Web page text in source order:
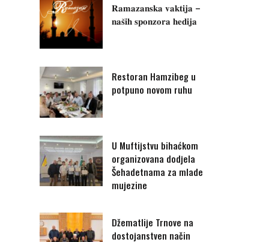
𝐑𝐚𝐦𝐚𝐳𝐚𝐧𝐬𝐤𝐚 𝐯𝐚𝐤𝐭𝐢𝐣𝐚 –
𝐧𝐚𝐬̌𝐢𝐡 𝐬𝐩𝐨𝐧𝐳𝐨𝐫𝐚 𝐡𝐞𝐝𝐢𝐣𝐚
Restoran Hamzibeg u
potpuno novom ruhu
U Muftijstvu bihaćkom
organizovana dodjela
Šehadetnama za mlade
mujezine
Džematlije Trnove na
dostojanstven način